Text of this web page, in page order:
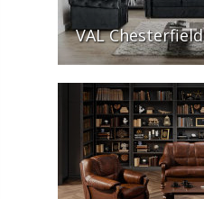
VAL Chesterfield